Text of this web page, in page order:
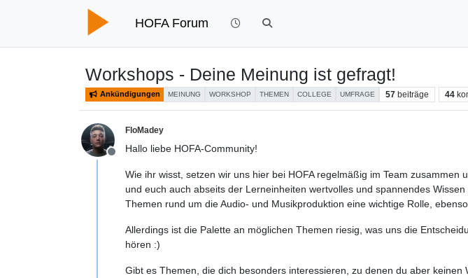
HOFA Forum
Workshops - Deine Meinung ist gefragt!
Ankündigungen MEINUNG WORKSHOP THEMEN COLLEGE UMFRAGE 57 beiträge 44
Offline
FloMadey
Hallo liebe HOFA-Community!
Wie ihr wisst, setzen wir uns hier bei HOFA regelmäßig im Team
und euch auch abseits der Lerneinheiten wertvolles und spannendes
Themen rund um die Audio- und Musikproduktion eine wichtige Rolle,
Allerdings ist die Palette an möglichen Themen riesig, was uns die
hören :)
Gibt es Themen, die dich besonders interessieren, zu denen du aber keinen